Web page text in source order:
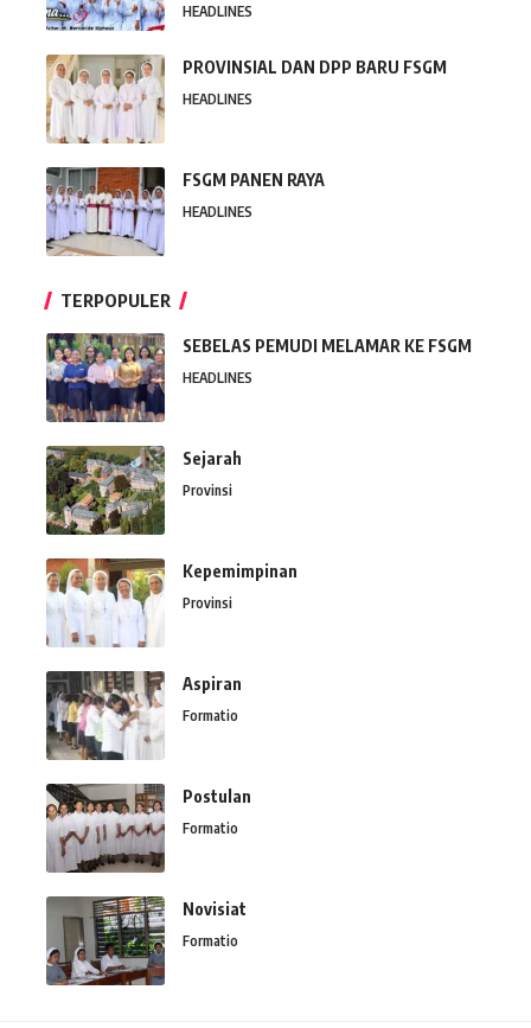
HEADLINES
PROVINSIAL DAN DPP BARU FSGM
HEADLINES
FSGM PANEN RAYA
HEADLINES
TERPOPULER
SEBELAS PEMUDI MELAMAR KE FSGM
HEADLINES
Sejarah
Provinsi
Kepemimpinan
Provinsi
Aspiran
Formatio
Postulan
Formatio
Novisiat
Formatio